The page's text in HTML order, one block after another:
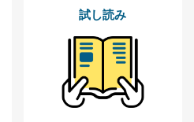
目的が明らかな場合
は、保有個人データの本人ま
目的の通知、開示、変更等
削除）、利用停止等（「利用
三者への提供の停止」）の求め
おります。 当社顧客の皆様の
試し読み